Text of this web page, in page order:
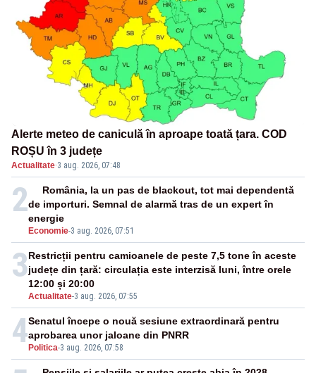
Alerte meteo de caniculă în aproape toată țara. COD
ROȘU în 3 județe
Actualitate·3 aug. 2026, 07:48
2
Economie-3 aug. 2026, 07:51
România, la un pas de blackout, tot mai dependentă
de importuri. Semnal de alarmă tras de un expert în
energie
3
Actualitate-3 aug. 2026, 07:55
Restricții pentru camioanele de peste 7,5 tone în aceste
județe din țară: circulația este interzisă luni, între orele
12:00 și 20:00
4 Politica-3 aug. 2026, 07:58
Senatul începe o nouă sesiune extraordinară pentru
aprobarea unor jaloane din PNRR